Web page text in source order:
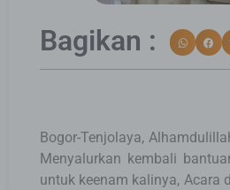
Bagikan :
Bogor-Tenjolaya,
Menyalurkan kembali
untuk keenam kalinya, Acara